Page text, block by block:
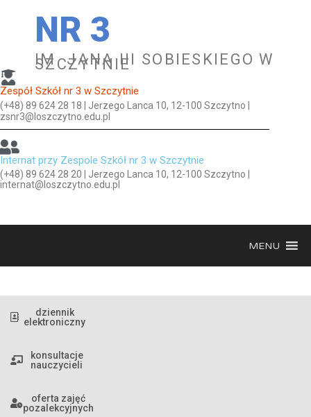
NR 3
IM. JANA III SOBIESKIEGO W
SZCZYTNIE
Zespół Szkół nr 3 w Szczytnie
(+48) 89 624 28 18 | Jerzego Lanca 10, 12-100 Szczytno |
zsnr3@loszczytno.edu.pl
Internat przy Zespole Szkół nr 3 w Szczytnie
(+48) 89 624 28 20 | Jerzego Lanca 10, 12-100 Szczytno |
internat@loszczytno.edu.pl
MENU
dziennik
elektroniczny
konsultacje
nauczycieli
oferta zajęć
pozalekcyjnych